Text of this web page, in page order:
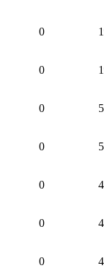
0
0
0
0
0
0
0